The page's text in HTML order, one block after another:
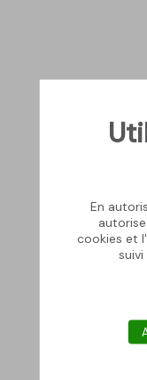
En
cookies et